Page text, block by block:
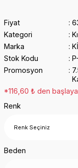
Fiyat
Kategori
Marka
Stok Kodu
Promosyon
*116,60 ₺ den
Renk
Beden